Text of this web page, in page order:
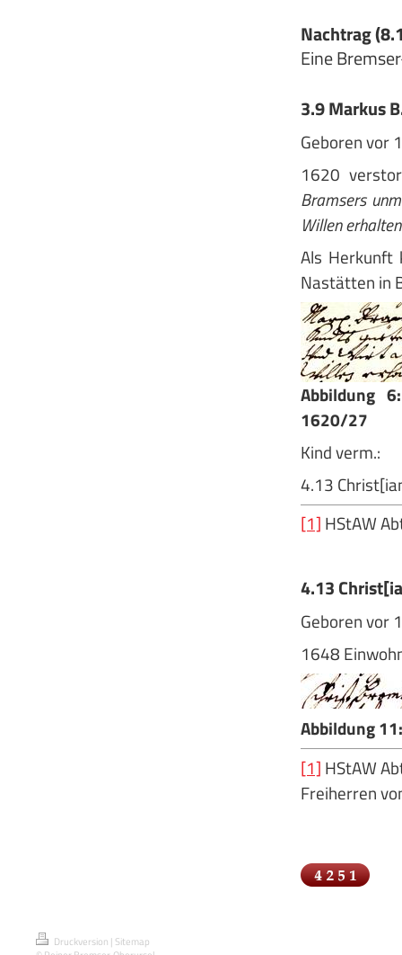
Nachtrag
Eine
3.9 Markus
Geboren vor
1620
Bramsers
Willen
Als Herkunft
Nastätten in
Abbildung
1620/27
Kind verm.:
4.13
[1] HStAW
4.13
Geboren vor
1648
Abbildung
[1] HStAW
Freiherren
Druckversion | Sitemap